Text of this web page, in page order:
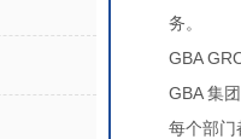
务。
GBA
GBA 集
每个部门